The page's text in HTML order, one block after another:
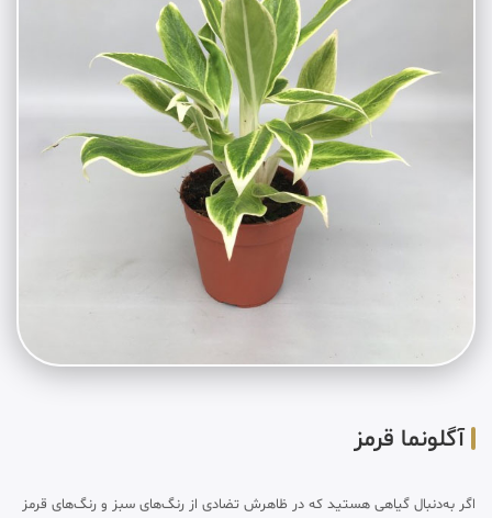
آگلونما قرمز
اگر به‌دنبال گیاهی هستید که در ظاهرش تضادی از رنگ‌های سبز و رنگ‌های قرمز